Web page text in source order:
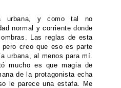
urbana, y como tal no
normal y corriente donde
Las reglas de esta
creo que eso es parte
urbana, al menos para mí.
mucho es que magia de
de la protagonista echa
le parece una estafa. Me